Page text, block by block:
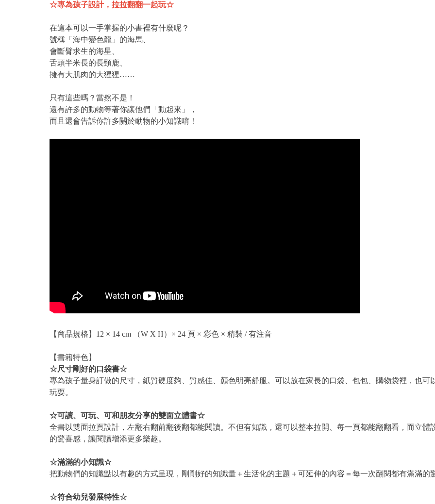
☆專為孩子設計，拉拉翻翻一起玩☆
在這本可以一手掌握的小書裡有什麼呢？
號稱「海中變色龍」的海馬、
會斷臂求生的海星、
舌頭半米長的長頸鹿、
擁有大肌肉的大猩猩……
只有這些嗎？當然不是！
還有許多的動物等著你讓他們「動起來」，
而且還會告訴你許多關於動物的小知識唷！
【商品規格】12 × 14 cm （W X H）× 24 頁 × 彩色 × 精裝 / 有注音
【書籍特色】
☆尺寸剛好的口袋書☆
專為孩子量身訂做的尺寸，紙質硬度夠、質感佳、顏色明亮舒服。可以放在家長的口袋、包包、購物袋裡，也
玩耍。
☆可讀、可玩、可和朋友分享的雙面立體書☆
全書以雙面拉頁設計，左翻右翻前翻後翻都能閱讀。不但有知識，還可以整本拉開、每一頁都能翻翻看，而立
的驚喜感，讓閱讀增添更多樂趣。
☆滿滿的小知識☆
把動物們的知識點以有趣的方式呈現，剛剛好的知識量＋生活化的主題＋可延伸的內容＝每一次翻閱都有滿滿的
☆符合幼兒發展特性☆